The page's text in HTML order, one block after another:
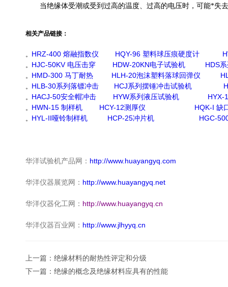
当绝缘体受潮或受到过高的温度、过高的电压时，可能*失
相关产品链接：
。 HRZ-400 熔融指数仪 HQY-96 塑料球压痕硬度计
。 HJC-50KV 电压击穿 HDW-20KN电子试验机 HDS
。 HMD-300 马丁耐热 HLH-20泡沫塑料落球回弹仪
。 HLB-30系列落镖冲击 HCJ系列摆锤冲击试验机
。 HACJ-50安全帽冲击 HYW系列液压试验机 HYX-
。 HWN-15 制样机 HCY-12测厚仪 HQK-I 缺
。 HYL-II哑铃制样机 HCP-25冲片机 HGC-
华洋试验机产品网： http://www.huayangyq.com
华洋仪器展览网： http://www.huayangyq.net
华洋仪器化工网： http://www.huayangyq.cn
华洋仪器百业网： http://www.jlhyyq.cn
上一篇： 绝缘材料的耐热性评定和分级
下一篇： 绝缘的概念及绝缘材料应具有的性能